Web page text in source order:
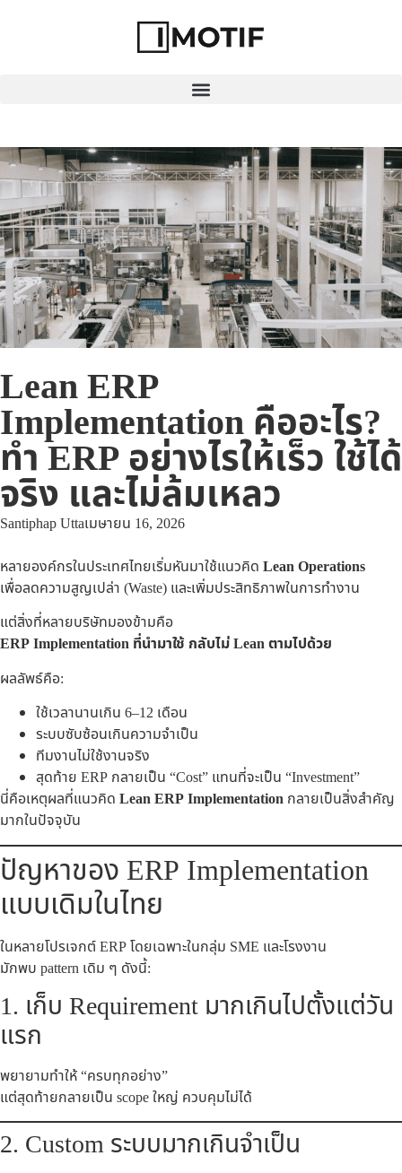
Lean ERP
Implementation คืออะไร?
ทำ ERP อย่างไรให้เร็ว ใช้ได้
จริง และไม่ล้มเหลว
Santiphap Uttaเมษายน 16, 2026
หลายองค์กรในประเทศไทยเริ่มหันมาใช้แนวคิด Lean Operations
เพื่อลดความสูญเปล่า (Waste) และเพิ่มประสิทธิภาพในการทำงาน
แต่สิ่งที่หลายบริษัทมองข้ามคือ
ERP Implementation ที่นำมาใช้ กลับไม่ Lean ตามไปด้วย
ผลลัพธ์คือ:
ใช้เวลานานเกิน 6–12 เดือน
ระบบซับซ้อนเกินความจำเป็น
ทีมงานไม่ใช้งานจริง
สุดท้าย ERP กลายเป็น “Cost” แทนที่จะเป็น “Investment”
นี่คือเหตุผลที่แนวคิด Lean ERP Implementation กลายเป็นสิ่งสำคัญ
มากในปัจจุบัน
ปัญหาของ ERP Implementation
แบบเดิมในไทย
ในหลายโปรเจกต์ ERP โดยเฉพาะในกลุ่ม SME และโรงงาน
มักพบ pattern เดิม ๆ ดังนี้:
1. เก็บ Requirement มากเกินไปตั้งแต่วัน
แรก
พยายามทำให้ “ครบทุกอย่าง”
แต่สุดท้ายกลายเป็น scope ใหญ่ ควบคุมไม่ได้
2. Custom ระบบมากเกินจำเป็น